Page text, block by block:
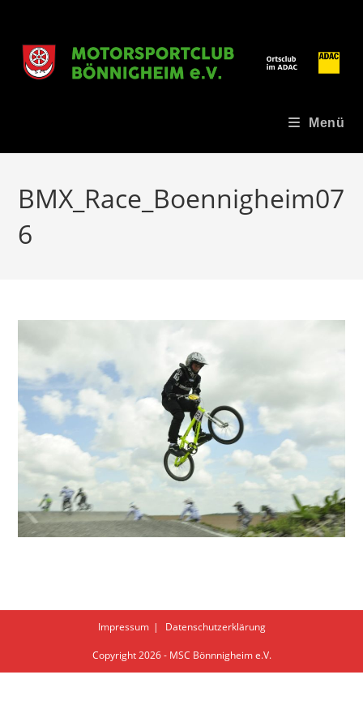
springen
Menü
BMX_Race_Boennigheim07
6
Impressum Datenschutzerklärung
Copyright 2026 - MSC Bönnnigheim e.V.